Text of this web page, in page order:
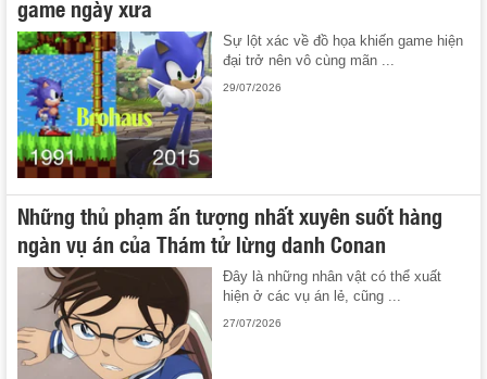
game ngày xưa
Sự lột xác về đồ họa khiến game hiện
đại trở nên vô cùng mãn ...
29/07/2026
Những thủ phạm ấn tượng nhất xuyên suốt hàng
ngàn vụ án của Thám tử lừng danh Conan
Đây là những nhân vật có thể xuất
hiện ở các vụ án lẻ, cũng ...
27/07/2026